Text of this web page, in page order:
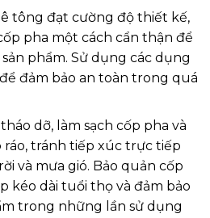
tông đạt cường độ thiết kế,
pha một cách cẩn thận để
phẩm. Sử dụng các dụng
đảm bảo an toàn trong quá
dỡ, làm sạch cốp pha và
ráo, tránh tiếp xúc trực tiếp
và mưa gió. Bảo quản cốp
kéo dài tuổi thọ và đảm bảo
trong những lần sử dụng